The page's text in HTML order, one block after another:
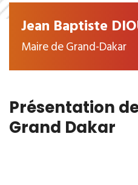
Jean Baptiste
Maire de Grand-Dakar
Présentation
Grand Dakar